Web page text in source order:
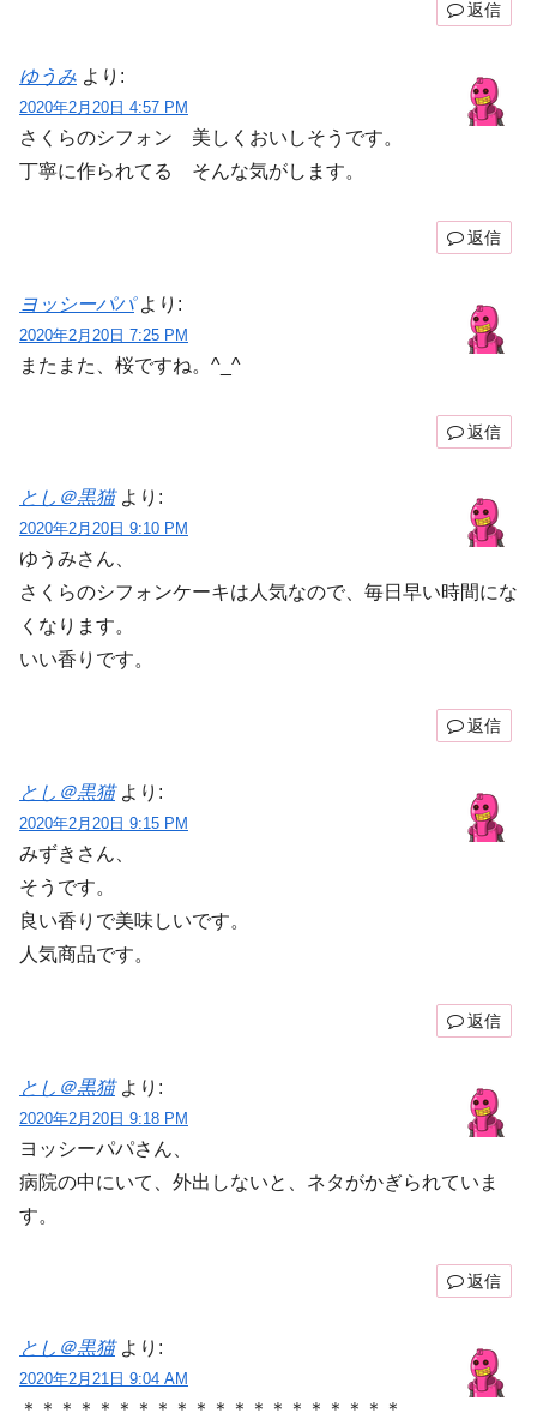
返信
ゆうみ より:
2020年2月20日 4:57 PM
さくらのシフォン 美しくおいしそうです。
丁寧に作られてる そんな気がします。
返信
ヨッシーパパ より:
2020年2月20日 7:25 PM
またまた、桜ですね。^_^
返信
とし＠黒猫 より:
2020年2月20日 9:10 PM
ゆうみさん、
さくらのシフォンケーキは人気なので、毎日早い時間にな
くなります。
いい香りです。
返信
とし＠黒猫 より:
2020年2月20日 9:15 PM
みずきさん、
そうです。
良い香りで美味しいです。
人気商品です。
返信
とし＠黒猫 より:
2020年2月20日 9:18 PM
ヨッシーパパさん、
病院の中にいて、外出しないと、ネタがかぎられていま
す。
返信
とし＠黒猫 より:
2020年2月21日 9:04 AM
＊＊＊＊＊＊＊＊＊＊＊＊＊＊＊＊＊＊＊＊